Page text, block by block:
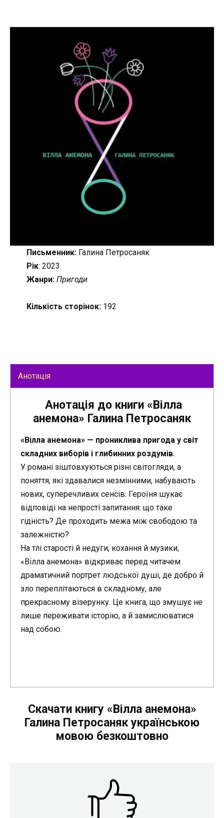
Письменник:Галина Петросаняк
Рік: 2023
Жанри: Пригоди
Кількість сторінок:192
Анотація
Анотація до книги «Вілла
анемона» Галина Петросаняк
«Вілла анемона» — прониклива пригода у світ
складних виборів і глибинних роздумів.
У романі зіштовхуються різні світогляди, а
поняття, які здавалися незмінними, набувають
нових, суперечливих сенсів. Героїня шукає
відповіді на непрості запитання: що таке
гідність? Де проходить межа між свободою та
залежністю?
На тлі старості й недуги, кохання й музики,
«Вілла анемона» відкриває перед читачем
драматичний портрет людської душі, де добро й
зло переплітаються в складному, але
прекрасному візерунку. Це книга, що змушує не
лише переживати історію, а й замислюватися
над собою.
Скачати книгу «Вілла анемона»
Галина Петросаняк українською
мовою безкоштовно